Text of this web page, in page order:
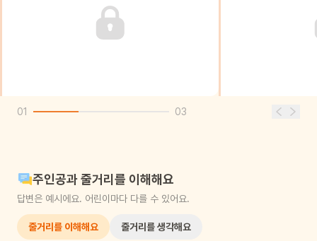
01 03
주인공과 줄거리를 이해해요
답변은 예시에요. 어린이마다 다를 수 있어요.
줄거리를 이해해요 줄거리를 생각해요